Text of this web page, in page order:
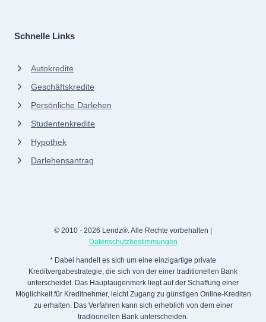
Schnelle Links
Autokredite
Geschäftskredite
Persönliche Darlehen
Studentenkredite
Hypothek
Darlehensantrag
© 2010 - 2026 Lendz®. Alle Rechte vorbehalten |
Datenschutzbestimmungen
* Dabei handelt es sich um eine einzigartige private
Kreditvergabestrategie, die sich von der einer traditionellen Bank
unterscheidet. Das Hauptaugenmerk liegt auf der Schaffung einer
Möglichkeit für Kreditnehmer, leicht Zugang zu günstigen Online-Krediten
zu erhalten. Das Verfahren kann sich erheblich von dem einer
traditionellen Bank unterscheiden.